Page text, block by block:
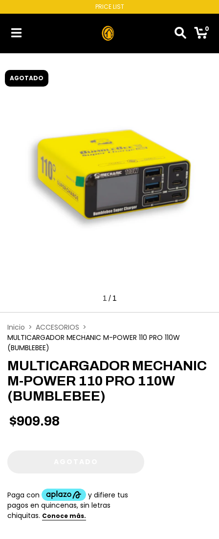
PRICE LIST
0
AGOTADO
1 / 1
Inicio > ACCESORIOS >
MULTICARGADOR MECHANIC M-POWER 110 PRO 110W
(BUMBLEBEE)
MULTICARGADOR MECHANIC
M-POWER 110 PRO 110W
(BUMBLEBEE)
$909.98